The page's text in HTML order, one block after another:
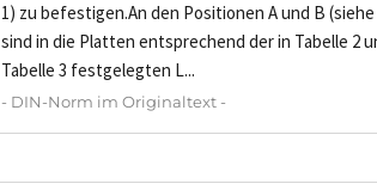
1) zu befestigen.An den Positionen A und B (siehe
sind in die Platten entsprechend der in Tabelle 2
Tabelle 3 festgelegten L...
- DIN-Norm im Originaltext -